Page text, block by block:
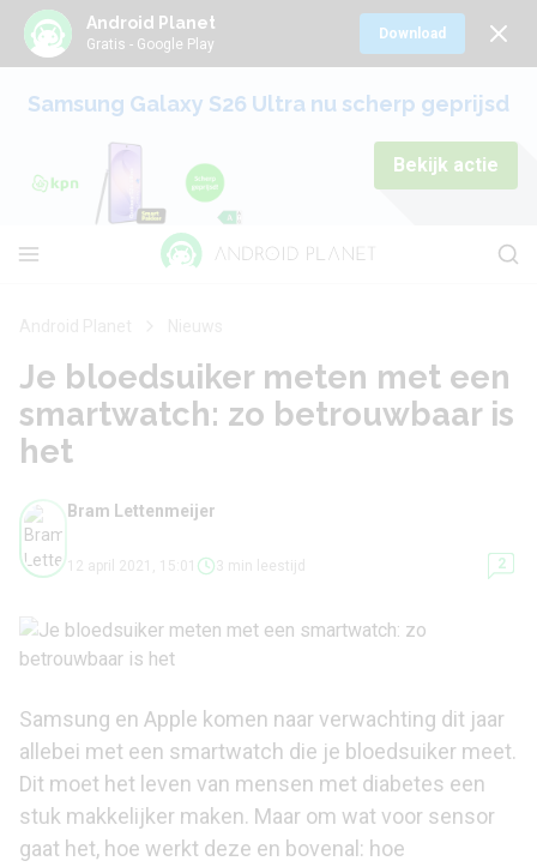
Android Planet
Gratis - Google Play
Download
Samsung Galaxy S26 Ultra nu scherp geprijsd
Bekijk actie
Je bloedsuiker meten met een
smartwatch: zo betrouwbaar is
het
Bram Lettenmeijer
12 april 2021, 15:01 3 min leestijd 2
Samsung en Apple komen naar verwachting dit jaar
allebei met een smartwatch die je bloedsuiker meet.
Dit moet het leven van mensen met diabetes een
stuk makkelijker maken. Maar om wat voor sensor
gaat het, hoe werkt deze en bovenal: hoe